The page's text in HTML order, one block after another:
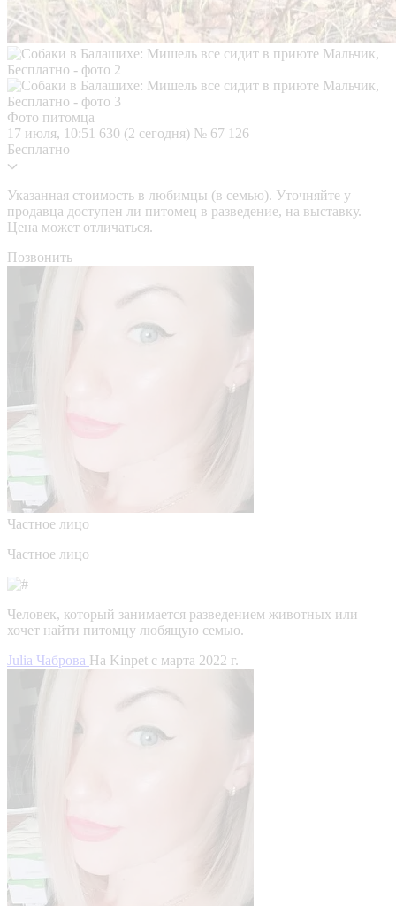
Фото питомца
17 июля, 10:51 630 (2 сегодня) № 67 126
Бесплатно
Указанная стоимость в любимцы (в семью). Уточняйте у
продавца доступен ли питомец в разведение, на выставку.
Цена может отличаться.
Позвонить
Частное лицо
Частное лицо
Человек, который занимается разведением животных или
хочет найти питомцу любящую семью.
Julia Чаброва На Kinpet c марта 2022 г.